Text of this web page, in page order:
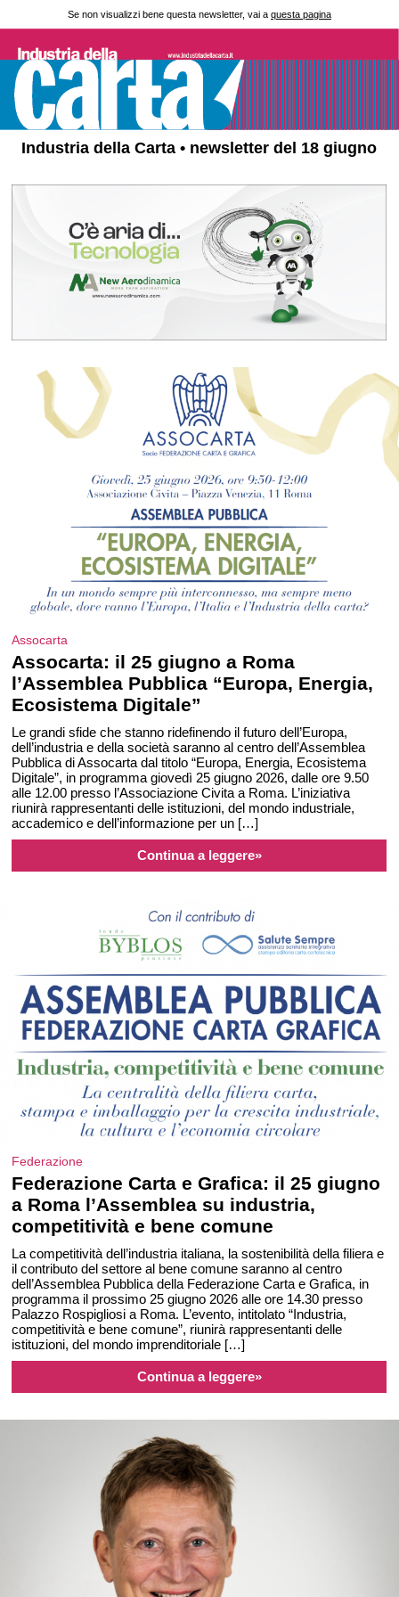
Se non visualizzi bene questa newsletter, vai a questa pagina
Industria della Carta • newsletter del 18 giugno
Assocarta
Assocarta: il 25 giugno a Roma
l’Assemblea Pubblica “Europa, Energia,
Ecosistema Digitale”
Le grandi sfide che stanno ridefinendo il futuro dell’Europa,
dell’industria e della società saranno al centro dell’Assemblea
Pubblica di Assocarta dal titolo “Europa, Energia, Ecosistema
Digitale”, in programma giovedì 25 giugno 2026, dalle ore 9.50
alle 12.00 presso l’Associazione Civita a Roma. L’iniziativa
riunirà rappresentanti delle istituzioni, del mondo industriale,
accademico e dell’informazione per un […]
Continua a leggere»
Federazione
Federazione Carta e Grafica: il 25 giugno
a Roma l’Assemblea su industria,
competitività e bene comune
La competitività dell’industria italiana, la sostenibilità della filiera e
il contributo del settore al bene comune saranno al centro
dell’Assemblea Pubblica della Federazione Carta e Grafica, in
programma il prossimo 25 giugno 2026 alle ore 14.30 presso
Palazzo Rospigliosi a Roma. L’evento, intitolato “Industria,
competitività e bene comune”, riunirà rappresentanti delle
istituzioni, del mondo imprenditoriale […]
Continua a leggere»